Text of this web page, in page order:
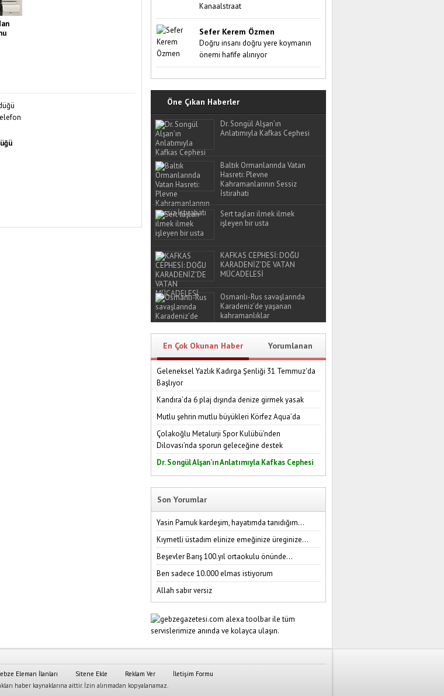
Kanaalstraat
Sefer Kerem Özmen
Doğru insanı doğru yere koymanın
önemi hafife alınıyor
Öne Çıkan Haberler
Dr. Songül Alşan’ın
Anlatımıyla Kafkas Cephesi
Baltık Ormanlarında Vatan
Hasreti: Plevne
Kahramanlarının Sessiz
İstirahati
Sert taşları ilmek ilmek
işleyen bir usta
KAFKAS CEPHESİ: DOĞU
KARADENİZ'DE VATAN
MÜCADELESİ
Osmanlı-Rus savaşlarında
Karadeniz’de yaşanan
kahramanlıklar
En Çok Okunan Haber Yorumlanan
Geleneksel Yazlık Kadırga Şenliği 31 Temmuz'da
Başlıyor
Kandıra’da 6 plaj dışında denize girmek yasak
Mutlu şehrin mutlu büyükleri Körfez Aqua’da
Çolakoğlu Metalurji Spor Kulübü’nden
Dilovası’nda sporun geleceğine destek
Dr. Songül Alşan’ın Anlatımıyla Kafkas Cephesi
Son Yorumlar
Yasin Pamuk kardeşim, hayatımda tanıdığım...
Kıymetli üstadım elinize emeğinize üreginize...
Beşevler Barış 100.yıl ortaokulu önünde...
Ben sadece 10.000 elmas istiyorum
Allah sabır versiz
Eleman İlanları Sitene Ekle Reklam Ver
İletişim Formu
haber kaynaklarına aittir. İzin alınmadan kopyalanamaz.